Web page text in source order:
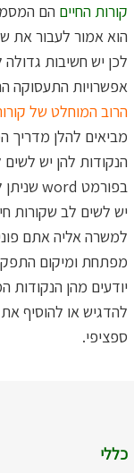
קורות החיים הם
הוא אמור לעבור את
לכן יש חשיבות
אפשרויות התעסוקה
הרוב המוחלט של
מביאים להלן מדריך
הנקודות להן יש
בפורמט word שניתן להוריד.
יש לשים לב שקורות
למשרה אליה אתם
מפתחת ומיקום
יודעים מהן הנקודות
להדגיש או להוסיף
ספציפי.
כללי